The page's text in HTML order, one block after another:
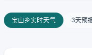
宝山乡实时天气 3天预